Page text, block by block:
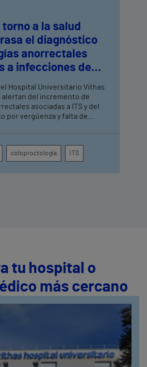
torno a la salud
el diagnóstico
anorrectales
a infecciones de
sexual
Hospital Universitario Vithas
alertan del incremento de
asociadas a ITS y del
por vergüenza y falta de
coloproctología ITS
tu hospital o
más cercano